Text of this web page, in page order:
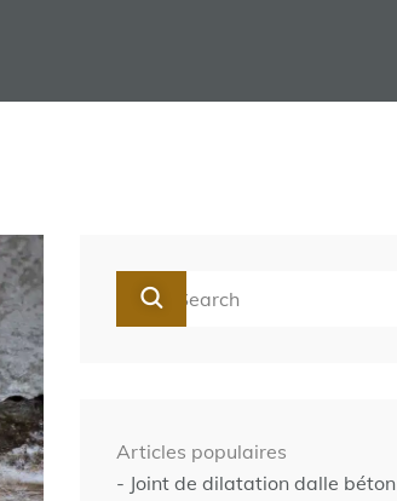
Articles populaires
- Joint de dilatation dalle béton